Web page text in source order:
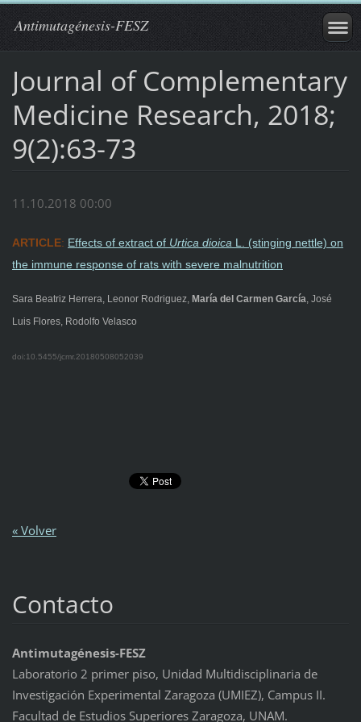
Antimutagénesis-FESZ
Journal of Complementary
Medicine Research, 2018;
9(2):63-73
11.10.2018 00:00
ARTICLE: Effects of extract of Urtica dioica L. (stinging nettle) on
the immune response of rats with severe malnutrition
Sara Beatriz Herrera, Leonor Rodriguez, María del Carmen García, José
Luis Flores, Rodolfo Velasco
doi:10.5455/jcmr.20180508052039
« Volver
Contacto
Antimutagénesis-FESZ
Laboratorio 2 primer piso, Unidad Multidisciplinaria de
Investigación Experimental Zaragoza (UMIEZ), Campus II.
Facultad de Estudios Superiores Zaragoza, UNAM.